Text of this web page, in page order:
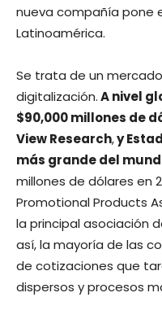
nueva compañía pone
Latinoamérica.
Se trata de un
digitalización.A nivel
$90,000 millones de
View Research,y
más grande del
millones de dólares en
Promotional Products
la principal asociación
así, la mayoría de las
de cotizaciones que
dispersos y procesos